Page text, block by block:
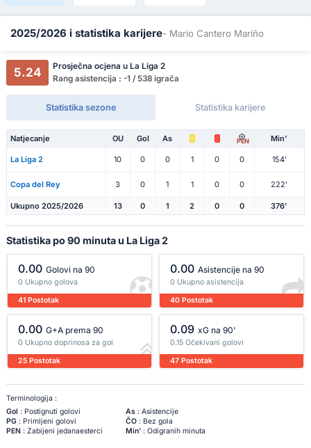
2025/2026 i statistika karijere- Mario Cantero Mariño
5.24
Prosječna ocjena u La Liga 2
Rang asistencija : -1 / 538 igrača
Statistika sezone Statistika karijere
Natjecanje OU Gol As PEN Min'
La Liga 2 10 0 0 1 0 0 154'
Copa del Rey 3 0 1 1 0 0 222'
Ukupno 2025/2026 13 0 1 2 0 0 376'
Statistika po 90 minuta u La Liga 2
0.00 Golovi na 90
0 Ukupno golova
41 Postotak
0.00 Asistencije na 90
0 Ukupno asistencija
40 Postotak
0.00 G+A prema 90
0 Ukupno doprinosa za gol
25 Postotak
0.09 xG na 90'
0.15 Očekivani golovi
47 Postotak
Terminologija :
Gol : Postignuti golovi As: Asistencije
PG: Primljeni golovi ČO: Bez gola
PEN: Zabijeni jedanaesterci Min': Odigranih minuta